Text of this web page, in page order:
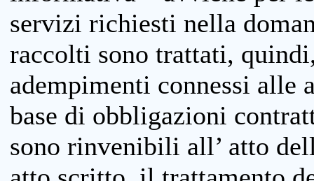
servizi richiesti nella
raccolti sono trattati,
adempimenti connessi
base di obbligazioni
sono rinvenibili all’ atto